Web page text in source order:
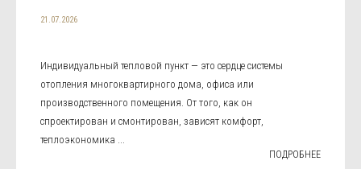
21.07.2026
Индивидуальный тепловой пункт — это сердце системы
отопления многоквартирного дома, офиса или
производственного помещения. От того, как он
спроектирован и смонтирован, зависят комфорт,
теплоэкономика ...
ПОДРОБНЕЕ